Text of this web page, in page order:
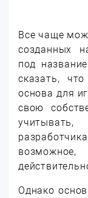
Все чаще
созданных
под
сказать,
основа для
свою
Однако